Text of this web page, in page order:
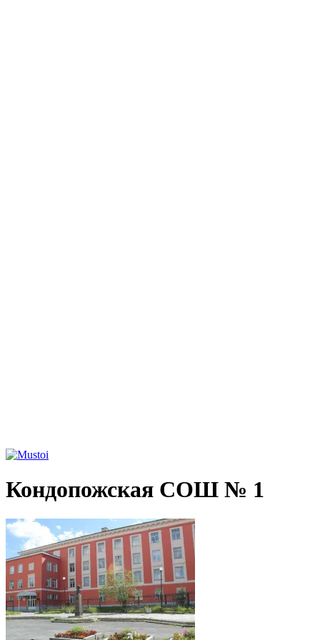
Кондопожская СОШ № 1